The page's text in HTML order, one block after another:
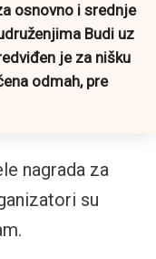
osnovno i srednje
Budi uz
je za nišku
odmah, pre
nagrada za
su